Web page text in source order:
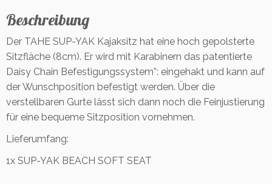
M
e
n
g
e
Beschreibung
Der TAHE SUP-YAK Kajaksitz hat eine hoch gepolsterte
Sitzfläche (8cm). Er wird mit Karabinern das patentierte
Daisy Chain Befestigungssystem”: eingehakt und kann auf
der Wunschposition befestigt werden. Über die
verstellbaren Gurte lässt sich dann noch die Feinjustierung
für eine bequeme Sitzposition vornehmen.
Lieferumfang:
1x SUP-YAK BEACH SOFT SEAT